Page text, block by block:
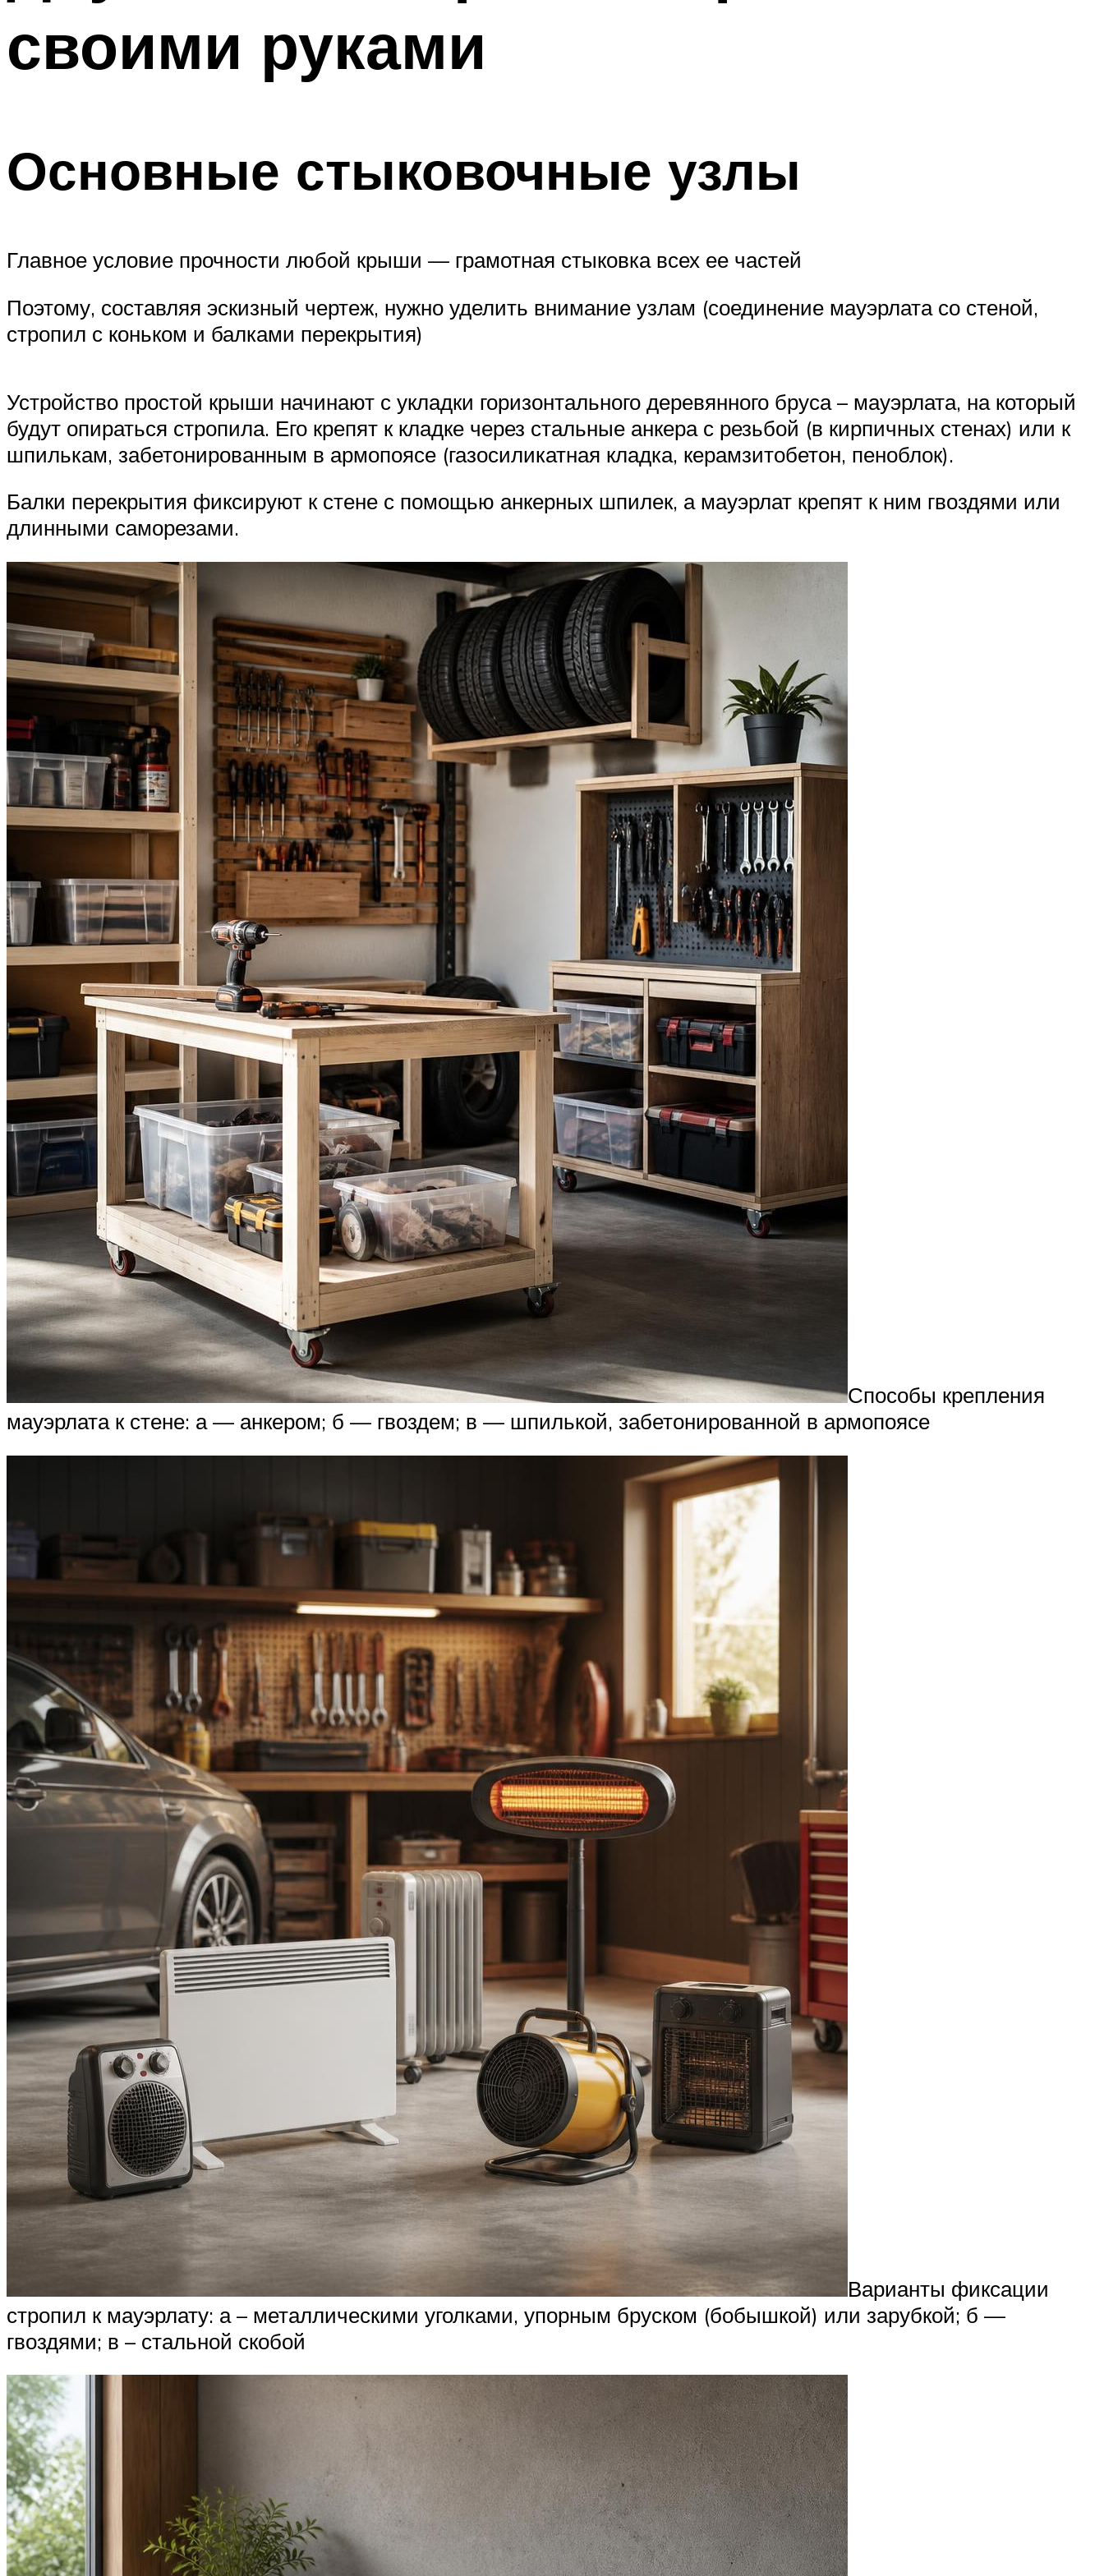
своими руками
Основные стыковочные узлы
Главное условие прочности любой крыши — грамотная стыковка всех ее частей
Поэтому, составляя эскизный чертеж, нужно уделить внимание узлам (соединение мауэрлата со стеной,
стропил с коньком и балками перекрытия)
Устройство простой крыши начинают с укладки горизонтального деревянного бруса – мауэрлата, на который
будут опираться стропила. Его крепят к кладке через стальные анкера с резьбой (в кирпичных стенах) или к
шпилькам, забетонированным в армопоясе (газосиликатная кладка, керамзитобетон, пеноблок).
Балки перекрытия фиксируют к стене с помощью анкерных шпилек, а мауэрлат крепят к ним гвоздями или
длинными саморезами.
Способы крепления
мауэрлата к стене: а — анкером; б — гвоздем; в — шпилькой, забетонированной в армопоясе
Варианты фиксации
стропил к мауэрлату: а – металлическими уголками, упорным бруском (бобышкой) или зарубкой; б —
гвоздями; в – стальной скобой